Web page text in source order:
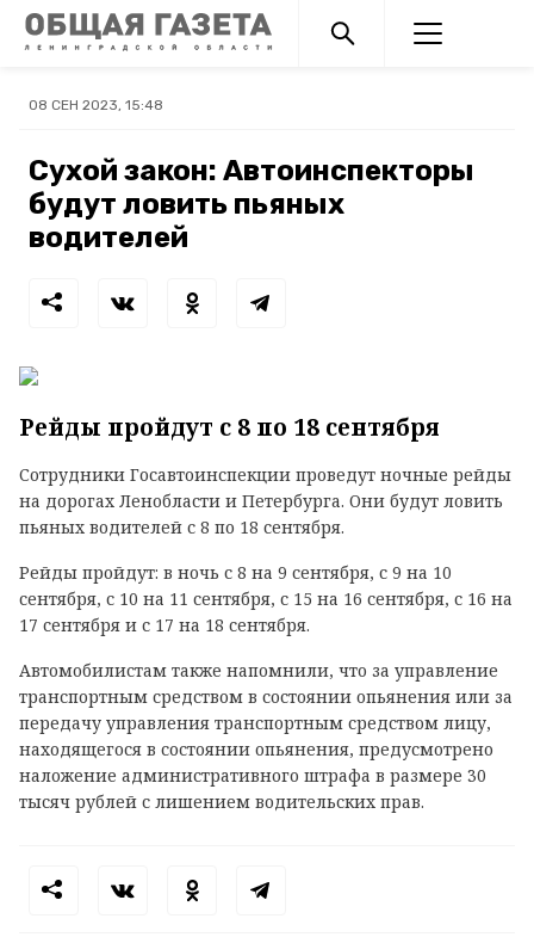
08 СЕН 2023, 15:48
Сухой закон: Автоинспекторы
будут ловить пьяных
водителей
Рейды пройдут с 8 по 18 сентября
Сотрудники Госавтоинспекции проведут ночные рейды
на дорогах Ленобласти и Петербурга. Они будут ловить
пьяных водителей с 8 по 18 сентября.
Рейды пройдут: в ночь с 8 на 9 сентября, с 9 на 10
сентября, с 10 на 11 сентября, с 15 на 16 сентября, с 16 на
17 сентября и с 17 на 18 сентября.
Автомобилистам также напомнили, что за управление
транспортным средством в состоянии опьянения или за
передачу управления транспортным средством лицу,
находящегося в состоянии опьянения, предусмотрено
наложение административного штрафа в размере 30
тысяч рублей с лишением водительских прав.